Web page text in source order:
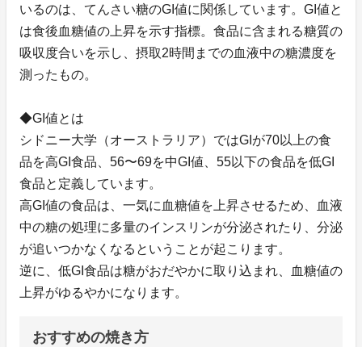
いるのは、てんさい糖のGI値に関係しています。GI値と
は食後血糖値の上昇を示す指標。食品に含まれる糖質の
吸収度合いを示し、摂取2時間までの血液中の糖濃度を
測ったもの。
◆GI値とは
シドニー大学（オーストラリア）ではGIが70以上の食
品を高GI食品、56〜69を中GI値、55以下の食品を低GI
食品と定義しています。
高GI値の食品は、一気に血糖値を上昇させるため、血液
中の糖の処理に多量のインスリンが分泌されたり、分泌
が追いつかなくなるということが起こります。
逆に、低GI食品は糖がおだやかに取り込まれ、血糖値の
上昇がゆるやかになります。
おすすめの焼き方